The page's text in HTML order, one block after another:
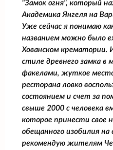
"Замок огня", который
Академика Янгеля на
Уже сейчас я понимаю
названием можно было
Хованском крематории.
стиле древнего замка
факелами, жуткое
ресторана ловко
состоянием и счет за
свыше 2000 с человека
которое принести свое
обещанного изобилия
рекомендую жителям